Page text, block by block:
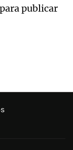
para publicar